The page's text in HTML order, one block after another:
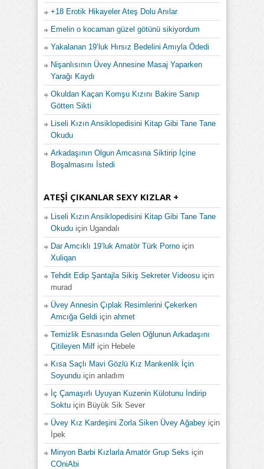
+18 Erotik Hikayeler Ateş Dolu Anılar
Emelin o kocaman güzel götünü sikiyordum
Yakalanan 19’luk Hırsız Bedelini Amıyla Ödedi
Nişanlısının Üvey Annesine Masaj Yaparken
Yarağı Kaydı
Okuldan Kaçan Komşu Kızını Bakire Sanıp
Götten Sikti
Liseli Kızın Ansiklopedisini Kitap Gibi Tane Tane
Okudu
Arkadaşının Olgun Amcasına Siktirip İçine
Boşalmasını İstedi
ATEŞI ÇIKANLAR SEXY KIZLAR +
Liseli Kızın Ansiklopedisini Kitap Gibi Tane Tane
Okudu için Ugandalı
Dar Amcıklı 19’luk Amatör Türk Porno için
Xuliqan
Tehdit Edip Şantajla Sikiş Sekreter Videosu için
murad
Üvey Annesin Çıplak Resimlerini Çekerken
Amcığa Geldi için ahmet
Temizlik Esnasında Gelen Oğlunun Arkadaşını
Çitileyen Milf için Hebele
Kısa Saçlı Mavi Gözlü Kız Mankenlik İçin
Soyundu için anladım
İç Çamaşırlı Uyuyan Kuzenin Külotunu İndirip
Soktu için Büyük Sik Sever
Üvey Kız Kardeşini Zorla Siken Üvey Ağabey için
İpek
Minyon Barbi Kızlarla Amatör Grup Seks için
COniAbi